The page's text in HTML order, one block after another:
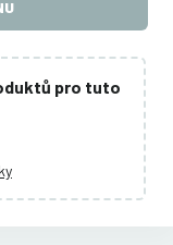
pro tuto